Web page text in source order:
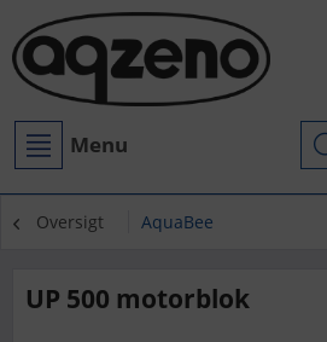
Menu
Oversigt AquaBee
UP 500 motorblok